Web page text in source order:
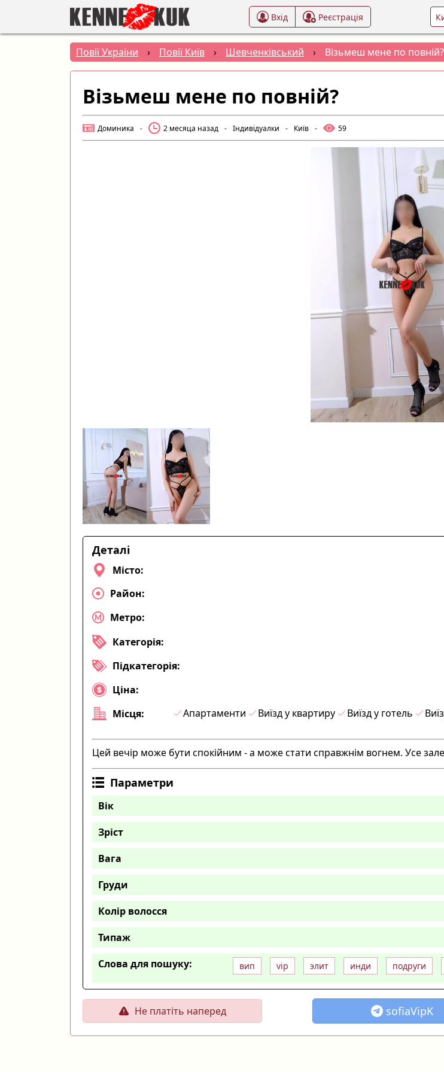
Вхід Реєстрація
Повії України › Повії Київ › Шевченківський › Візьмеш мене по повній?
Візьмеш мене по повній?
Доминика - 2 месяца назад - Індивідуалки - Київ - 59
Деталі
Місто:
Район:
Метро:
Категорія:
Підкатегорія:
Ціна:
Місця:
Апартаменти Виїзд у квартиру Виїзд у готель
Цей вечір може бути спокійним - а може стати справжнім вогнем. Усе
Параметри
Вік
Зріст
Вага
Груди
Колір волосся
Типаж
Слова для пошуку:
вип vip элит инди подруги
Не платіть наперед sofiaVipK